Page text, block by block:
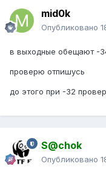
mid0k
Опубликовано
в выходные обещают -
проверю отпишусь
до этого при -32
S@chok
Опубликовано